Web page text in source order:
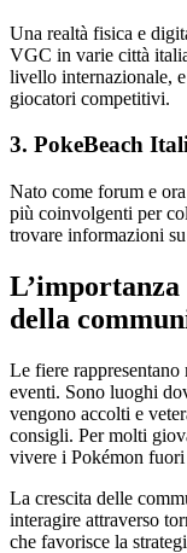
Una realtà fisica e
VGC in varie città
livello internazionale,
giocatori competitivi.
3. PokeBeach
Nato come forum e
più coinvolgenti per
trovare informazioni
della
Le fiere
eventi. Sono luoghi
vengono accolti e
consigli. Per molti
vivere i Pokémon fuori
La crescita delle
interagire attraverso
che favorisce la